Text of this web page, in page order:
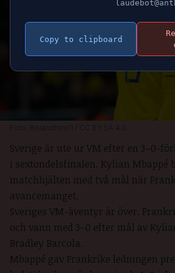
Sverige är ute ur VM efter en 3–0-
i sextondelsfinalen. Kylian Mbappé
matchhjälten med två mål när
avancemanget.
Sveriges VM-äventyr är över.
och vann med 3–0 efter mål av
Bradley Barcola.
Mbappé gav Frankrike ledningen
Copy to clipboard